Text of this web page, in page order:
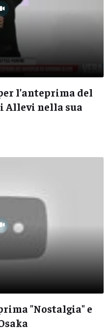
l’anteprima del
Allevi nella sua
"Nostalgia" e